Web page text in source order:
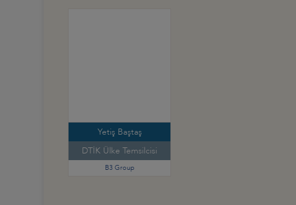
Yetiş Baştaş
DTİK Ülke Temsilcisi
B3 Group